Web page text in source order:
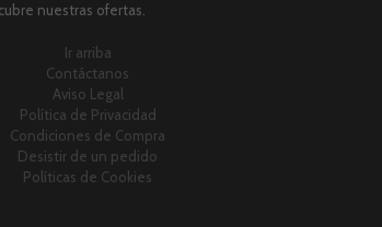
nuestras ofertas.
Ir arriba
Contáctanos
Aviso Legal
Política de Privacidad
Condiciones de Compra
Desistir de un pedido
Políticas de Cookies